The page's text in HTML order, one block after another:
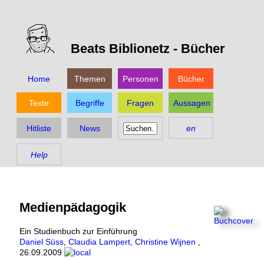
Beats Biblionetz - Bücher
Home Themen Personen Bücher
Texte Begriffe Fragen Aussagen
Hitliste News en
Help
Medienpädagogik
Ein Studienbuch zur Einführung
Daniel Süss Claudia Lampert Christine Wijnen
26.09.2009